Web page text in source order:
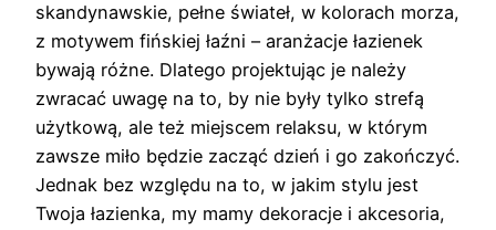
skandynawskie, pełne świateł, w kolorach morza,
z motywem fińskiej łaźni – aranżacje łazienek
bywają różne. Dlatego projektując je należy
zwracać uwagę na to, by nie były tylko strefą
użytkową, ale też miejscem relaksu, w którym
zawsze miło będzie zacząć dzień i go zakończyć.
Jednak bez względu na to, w jakim stylu jest
Twoja łazienka, my mamy dekoracje i akcesoria,